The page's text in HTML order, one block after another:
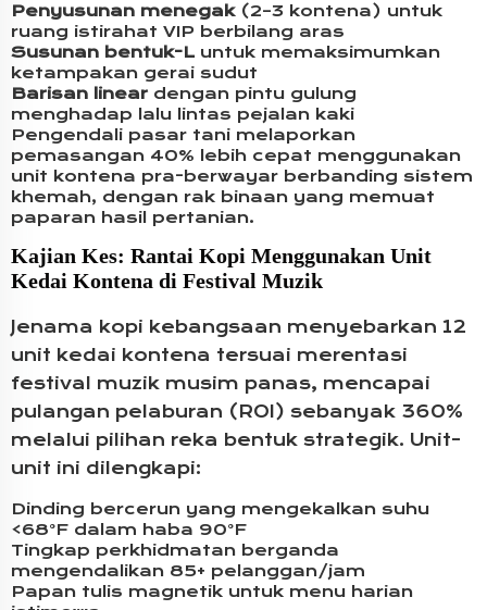
Penyusunan menegak (2–3 kontena) untuk
ruang istirahat VIP berbilang aras
Susunan bentuk-L untuk memaksimumkan
ketampakan gerai sudut
Barisan linear dengan pintu gulung
menghadap lalu lintas pejalan kaki
Pengendali pasar tani melaporkan
pemasangan 40% lebih cepat menggunakan
unit kontena pra-berwayar berbanding sistem
khemah, dengan rak binaan yang memuat
paparan hasil pertanian.
Kajian Kes: Rantai Kopi Menggunakan Unit
Kedai Kontena di Festival Muzik
Jenama kopi kebangsaan menyebarkan 12
unit kedai kontena tersuai merentasi
festival muzik musim panas, mencapai
pulangan pelaburan (ROI) sebanyak 360%
melalui pilihan reka bentuk strategik. Unit-
unit ini dilengkapi:
Dinding bercerun yang mengekalkan suhu
<68°F dalam haba 90°F
Tingkap perkhidmatan berganda
mengendalikan 85+ pelanggan/jam
Papan tulis magnetik untuk menu harian